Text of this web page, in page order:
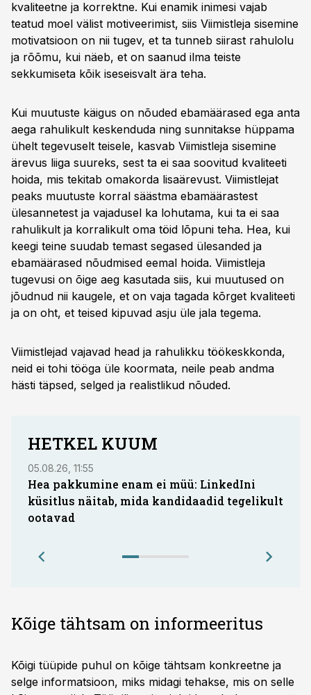
kvaliteetne ja korrektne. Kui enamik inimesi vajab
teatud moel välist motiveerimist, siis Viimistleja sisemine
motivatsioon on nii tugev, et ta tunneb siirast rahulolu
ja rõõmu, kui näeb, et on saanud ilma teiste
sekkumiseta kõik iseseisvalt ära teha.
Kui muutuste käigus on nõuded ebamäärased ega anta
aega rahulikult keskenduda ning sunnitakse hüppama
ühelt tegevuselt teisele, kasvab Viimistleja sisemine
ärevus liiga suureks, sest ta ei saa soovitud kvaliteeti
hoida, mis tekitab omakorda lisaärevust. Viimistlejat
peaks muutuste korral säästma ebamäärastest
ülesannetest ja vajadusel ka lohutama, kui ta ei saa
rahulikult ja korralikult oma töid lõpuni teha. Hea, kui
keegi teine suudab temast segased ülesanded ja
ebamäärased nõudmised eemal hoida. Viimistleja
tugevusi on õige aeg kasutada siis, kui muutused on
jõudnud nii kaugele, et on vaja tagada kõrget kvaliteeti
ja on oht, et teised kipuvad asju üle jala tegema.
Viimistlejad vajavad head ja rahulikku töökeskkonda,
neid ei tohi tööga üle koormata, neile peab andma
hästi täpsed, selged ja realistlikud nõuded.
HETKEL KUUM
05.08.26, 11:55
Hea pakkumine enam ei müü: LinkedIni
küsitlus näitab, mida kandidaadid tegelikult
ootavad
Kõige tähtsam on informeeritus
Kõigi tüüpide puhul on kõige tähtsam konkreetne ja
selge informatsioon, miks midagi tehakse, mis on selle